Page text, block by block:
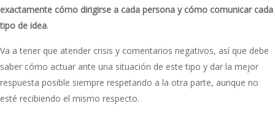
exactamente cómo dirigirse a cada persona y cómo comunicar cada
tipo de idea.
Va a tener que atender crisis y comentarios negativos, así que debe
saber cómo actuar ante una situación de este tipo y dar la mejor
respuesta posible siempre respetando a la otra parte, aunque no
esté recibiendo el mismo respecto.